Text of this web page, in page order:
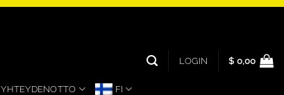
LOGIN $ 0,00
YHTEYDENOTTO FI